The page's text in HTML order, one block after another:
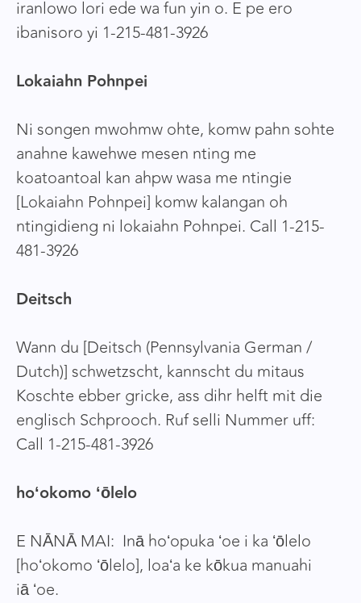
iranlowo lori ede wa fun yin o. E pe ero
ibanisoro yi 1-215-481-3926
Lokaiahn Pohnpei
Ni songen mwohmw ohte, komw pahn sohte
anahne kawehwe mesen nting me
koatoantoal kan ahpw wasa me ntingie
[Lokaiahn Pohnpei] komw kalangan oh
ntingidieng ni lokaiahn Pohnpei. Call 1-215-
481-3926
Deitsch
Wann du [Deitsch (Pennsylvania German /
Dutch)] schwetzscht, kannscht du mitaus
Koschte ebber gricke, ass dihr helft mit die
englisch Schprooch. Ruf selli Nummer uff:
Call 1-215-481-3926
hoʻokomo ʻōlelo
E NĀNĀ MAI: Inā hoʻopuka ʻoe i ka ʻōlelo
[hoʻokomo ʻōlelo], loaʻa ke kōkua manuahi
iā ʻoe.